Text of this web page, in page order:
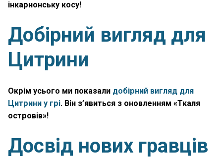
інкарнонську косу!
Добірний вигляд для
Цитрини
Окрім усього ми показали добірний вигляд для
Цитрини у грі. Він з’явиться з оновленням «Ткаля
островів»!
Досвід нових гравців